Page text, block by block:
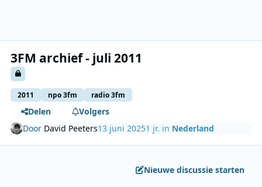
3FM archief - juli 2011
2011 npo 3fm radio 3fm
Delen
Volgers
Door David Peeters13 juni 20251 jr. in Nederland
Nieuwe discussie starten